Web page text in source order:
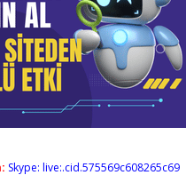
Skype: live:.cid.575569c608265c69